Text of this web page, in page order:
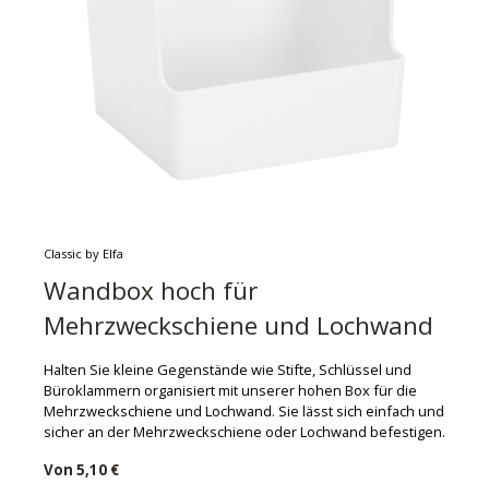
Classic by Elfa
Wandbox hoch für
Mehrzweckschiene und Lochwand
Halten Sie kleine Gegenstände wie Stifte, Schlüssel und
Büroklammern organisiert mit unserer hohen Box für die
Mehrzweckschiene und Lochwand. Sie lässt sich einfach und
sicher an der Mehrzweckschiene oder Lochwand befestigen.
Von 5,10 €